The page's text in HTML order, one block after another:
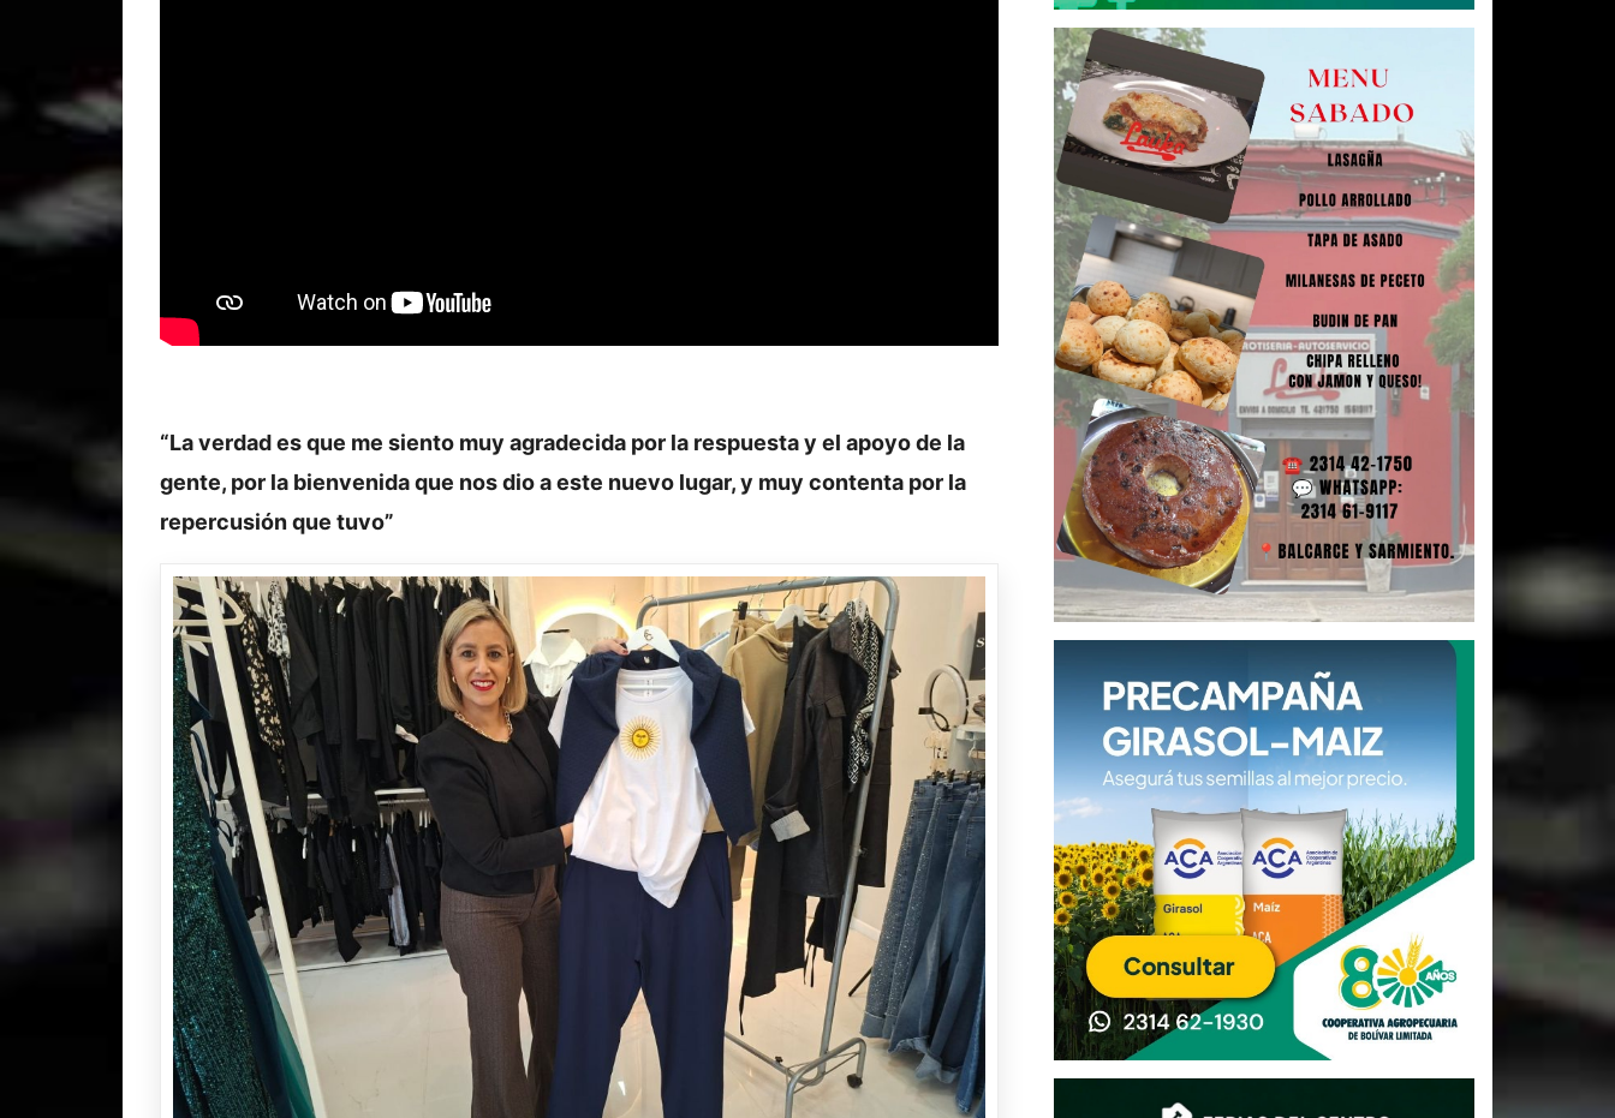
“La verdad es que me siento muy agradecida por la respuesta y el apoyo de la
gente, por la bienvenida que nos dio a este nuevo lugar, y muy contenta por la
repercusión que tuvo”